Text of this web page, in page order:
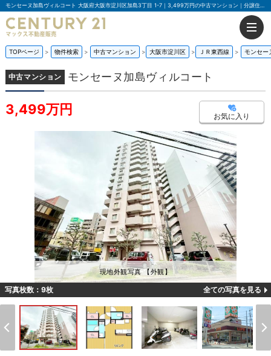
モンセーヌ加島ヴィルコート 大阪府大阪市淀川区加島3丁目 1-7｜3,499万円の中古マンション｜分譲住宅や新築物件｜マックス不動産販売 豊中店
TOPページ 物件検索 中古マンション 大阪市淀川区 ＪＲ東西線 モンセー
中古マンション モンセーヌ加島ヴィルコート
3,499万円 お気に入り
現地外観写真 【外観】
写真枚数：9枚 全ての写真を見る